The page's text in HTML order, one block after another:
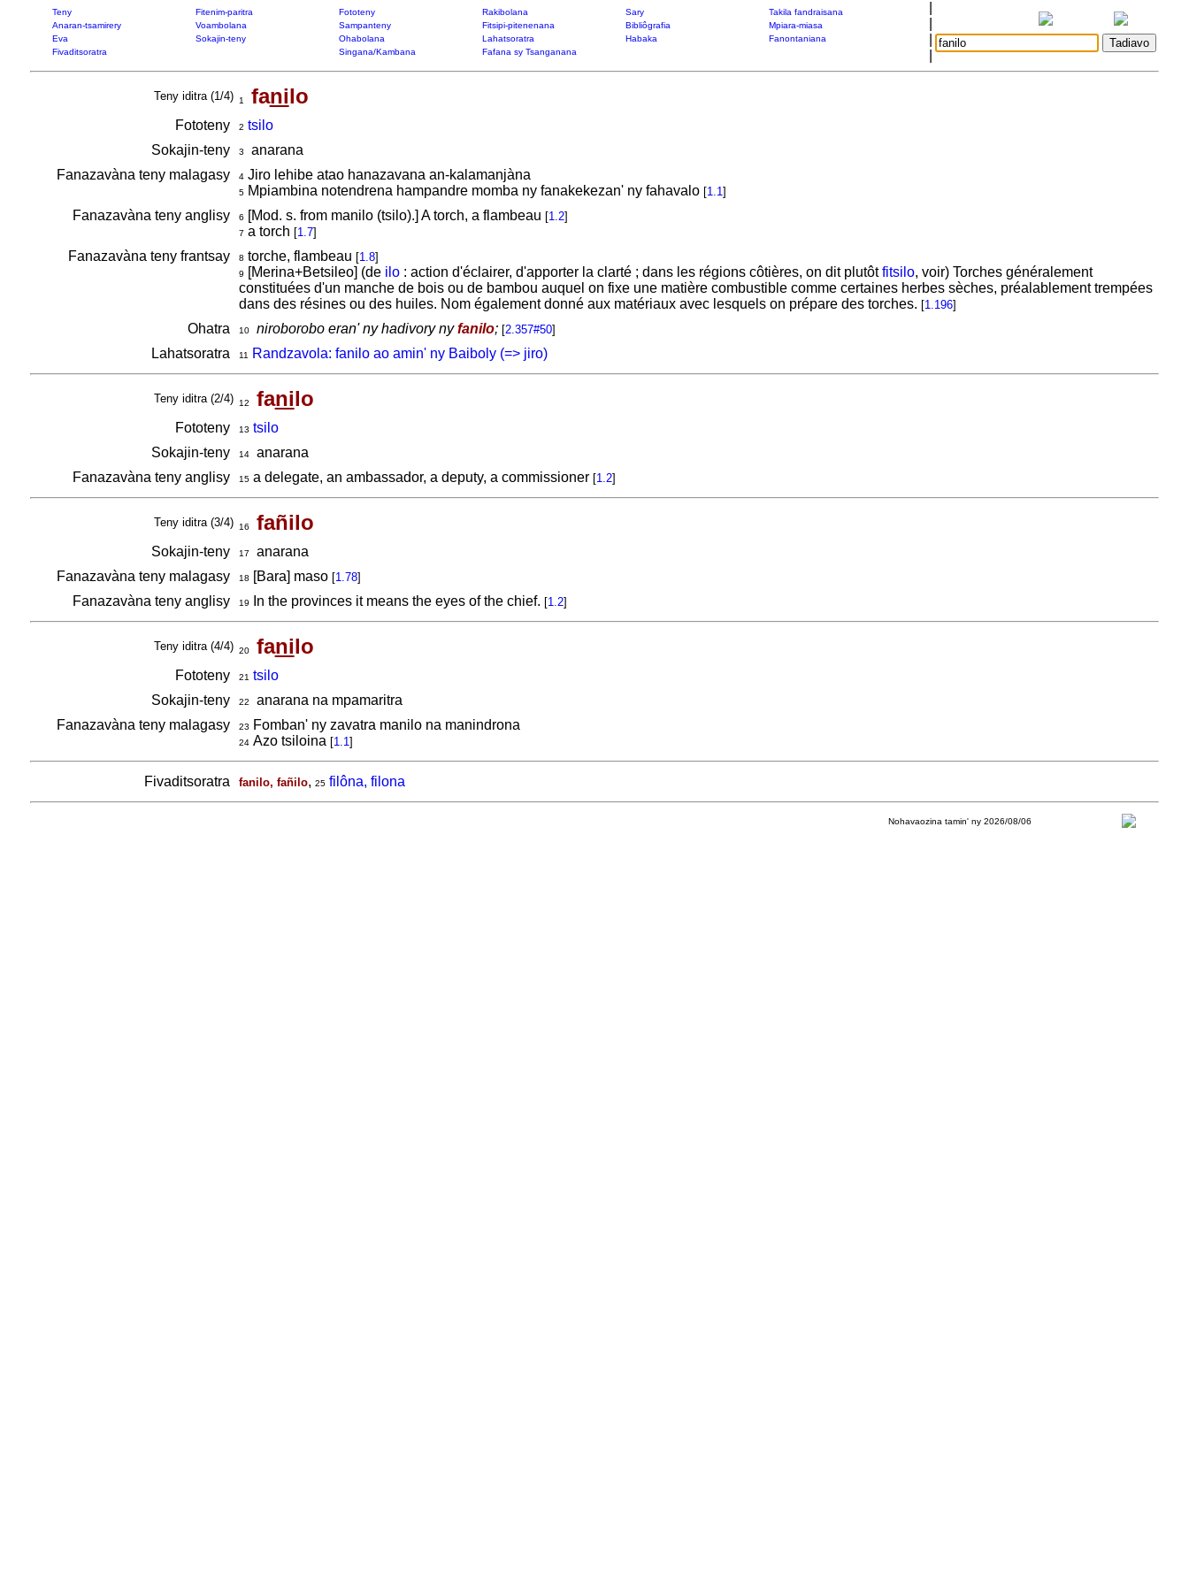
Teny Fitenim-paritra Fototeny Rakibolana Sary
Takila fandraisana
Anaran-tsamirery
Voambolana Sampanteny Fitsipi-pitenenana Bibliôgrafia
Mpiara-miasa
Eva
Sokajin-teny Ohabolana Lahatsoratra Habaka
Fanontaniana
Fivaditsoratra
Singana/Kambana Fafana sy Tsanganana
Teny iditra (1/4) 1 fanilo
Fototeny 2 tsilo
Sokajin-teny
3
anarana
Fanazavàna teny malagasy
4Jiro lehibe atao hanazavana an-kalamanjàna
5Mpiambina notendrena hampandre momba ny fanakekezan' ny fahavalo [1.1]
Fanazavàna teny anglisy 6 [Mod. s. from manilo (tsilo).] A torch, a flambeau [1.2]
7 a torch [1.7]
Fanazavàna teny frantsay 8 torche, flambeau [1.8]
9 [Merina+Betsileo] (de ilo: action d'éclairer, d'apporter la clarté ; dans les régions côtières, on dit plutôtfitsilo, voir) Torches généralement
constituées d'un manche de bois ou de bambou auquel on fixe une matière combustible comme certaines herbes sèches, préalablement trempées
dans des résines ou des huiles. Nom également donné aux matériaux avec lesquels on prépare des torches. [1.196]
Ohatra 10 niroborobo eran' ny hadivory nyfanilo; [2.357#50]
Lahatsoratra 11 Randzavola: fanilo ao amin' ny Baiboly (=> jiro)
Teny iditra (2/4) 12 fanilo
Fototeny 13 tsilo
Sokajin-teny
14anarana
Fanazavàna teny anglisy
15a delegate, an ambassador, a deputy, a commissioner [1.2]
Teny iditra (3/4) 16 fañilo
Sokajin-teny 17
anarana
Fanazavàna teny malagasy
18 [Bara] maso [1.78]
Fanazavàna teny anglisy 19 In the provinces it means the eyes of the chief. [1.2]
Teny iditra (4/4) 20 fanilo
Fototeny 21 tsilo
Sokajin-teny
22
anarana na mpamaritra
Fanazavàna teny malagasy
23 Fomban' ny zavatra manilo na manindrona
24Azo tsiloina [1.1]
Fivaditsoratra fanilo, fañilo, 25 filôna, filona
Nohavaozina tamin' ny 2026/08/06